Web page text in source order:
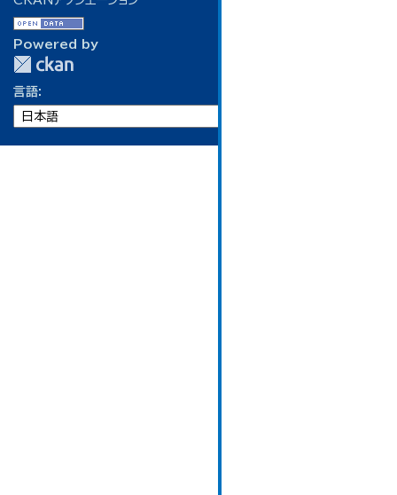
Powered by
言語